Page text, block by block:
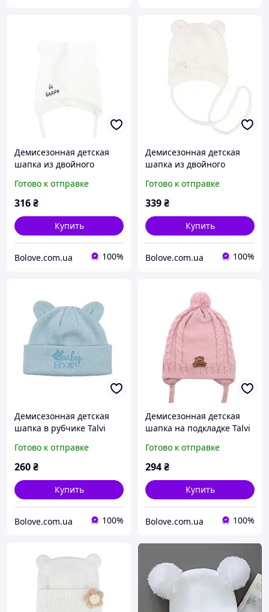
Демисезонная детская
шапка из двойного
46-48 см Белый
Готово к отправке
316₴
Купить
Bolove.com.ua 100%
Демисезонная детская
шапка из двойного
34-36 см Белый
Готово к отправке
339₴
Купить
Bolove.com.ua 100%
Демисезонная детская
шапка в рубчике Talvi
Голубой
Готово к отправке
260₴
Купить
Bolove.com.ua 100%
Демисезонная детская
шапка на подкладке Talvi
Светло-пудровый
Готово к отправке
294₴
Купить
Bolove.com.ua 100%